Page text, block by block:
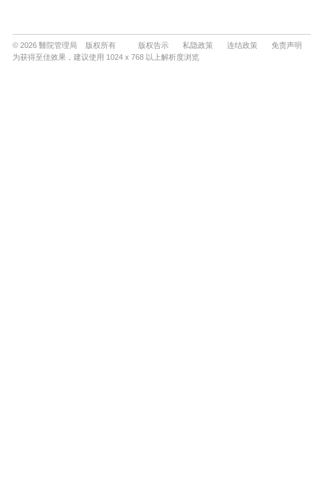
© 2026 醫院管理局 版权所有 版权告示 私隐政策 连结政策
免责声明
为获得至佳效果，建议使用 1024 x 768 以上解析度浏览